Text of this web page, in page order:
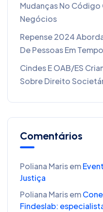
Mudanças No Código
Negócios
Repense 2024
De Pessoas Em
Cindes E OAB/ES
Sobre Direito
Comentários
Poliana Marisem
Justiça
Poliana Marisem
Findeslab: